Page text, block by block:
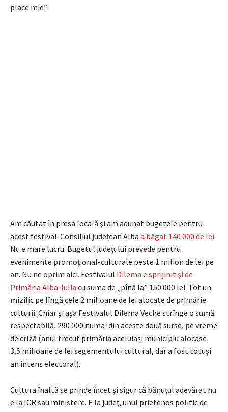
place mie”:
Am căutat în presa locală şi am adunat bugetele pentru
acest festival. Consiliul judeţean Alba a băgat 140 000 de lei.
Nu e mare lucru. Bugetul judeţului prevede pentru
evenimente promoţional-culturale peste 1 milion de lei pe
an. Nu ne oprim aici. Festivalul Dilema e sprijinit şi de
Primăria Alba-Iulia cu suma de „pînă la” 150 000 lei. Tot un
mizilic pe lîngă cele 2 milioane de lei alocate de primărie
culturii. Chiar şi aşa Festivalul Dilema Veche strînge o sumă
respectabilă, 290 000 numai din aceste două surse, pe vreme
de criză (anul trecut primăria aceluiaşi municipiu alocase
3,5 milioane de lei segementului cultural, dar a fost totuşi
an intens electoral).
Cultura înaltă se prinde încet şi sigur că bănuţul adevărat nu
e la ICR sau ministere. E la judeţ, unul prietenos politic de